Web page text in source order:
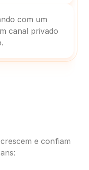
com um
canal privado
e confiam